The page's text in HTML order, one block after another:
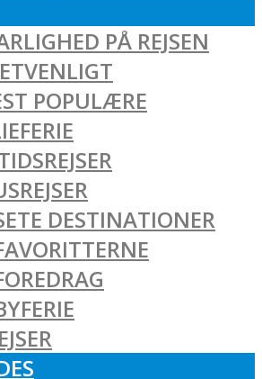
PÅ REJSEN
POPULÆRE
DESTINATIONER